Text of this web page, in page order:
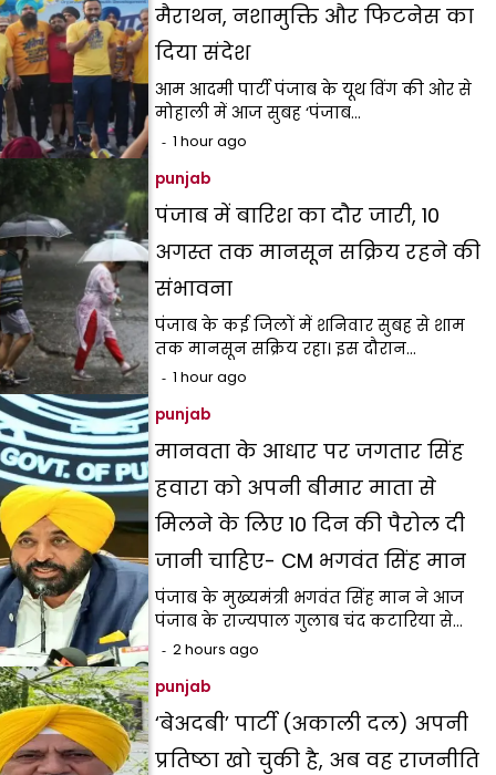
मैराथन, नशामुक्ति और फिटनेस का
दिया संदेश
आम आदमी पार्टी पंजाब के यूथ विंग की ओर से
मोहाली में आज सुबह ‘पंजाब…
1 hour ago
punjab
पंजाब में बारिश का दौर जारी, 10
अगस्त तक मानसून सक्रिय रहने की
संभावना
पंजाब के कई जिलों में शनिवार सुबह से शाम
तक मानसून सक्रिय रहा। इस दौरान…
1 hour ago
punjab
मानवता के आधार पर जगतार सिंह
हवारा को अपनी बीमार माता से
मिलने के लिए 10 दिन की पैरोल दी
जानी चाहिए- CM भगवंत सिंह मान
पंजाब के मुख्यमंत्री भगवंत सिंह मान ने आज
पंजाब के राज्यपाल गुलाब चंद कटारिया से…
2 hours ago
punjab
‘बेअदबी’ पार्टी (अकाली दल) अपनी
प्रतिष्ठा खो चुकी है, अब वह राजनीति